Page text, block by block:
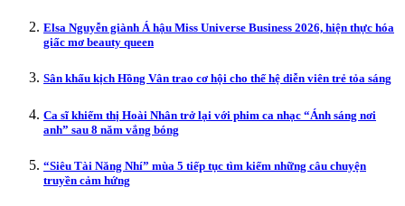
Elsa Nguyễn giành Á hậu Miss Universe Business 2026, hiện thực hóa
giấc mơ beauty queen
Sân khấu kịch Hồng Vân trao cơ hội cho thế hệ diễn viên trẻ tỏa sáng
Ca sĩ khiếm thị Hoài Nhân trở lại với phim ca nhạc “Ánh sáng nơi
anh” sau 8 năm vắng bóng
“Siêu Tài Năng Nhí” mùa 5 tiếp tục tìm kiếm những câu chuyện
truyền cảm hứng